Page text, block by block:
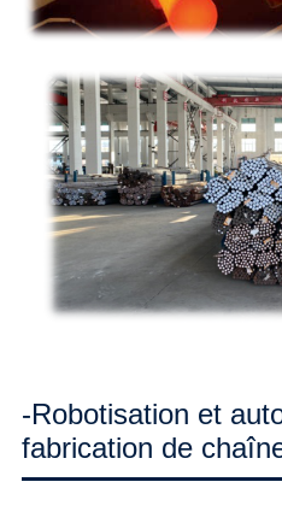
-Robotisation et
fabrication de